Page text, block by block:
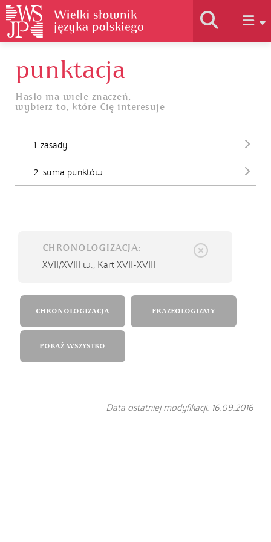
Historia słownika
Jak korzystać
punktacja
Hasło ma wiele znaczeń,
wybierz to, które Cię interesuje
1. zasady
2. suma punktów
CHRONOLOGIZACJA:
XVII/XVIII w., Kart XVII-XVIII
CHRONOLOGIZACJA FRAZEOLOGIZMY
POKAŻ WSZYSTKO
Data ostatniej modyfikacji: 16.09.2016